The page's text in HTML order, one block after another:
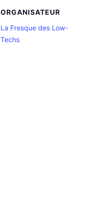
ORGANISATEUR
La Fresque des Low-
Techs